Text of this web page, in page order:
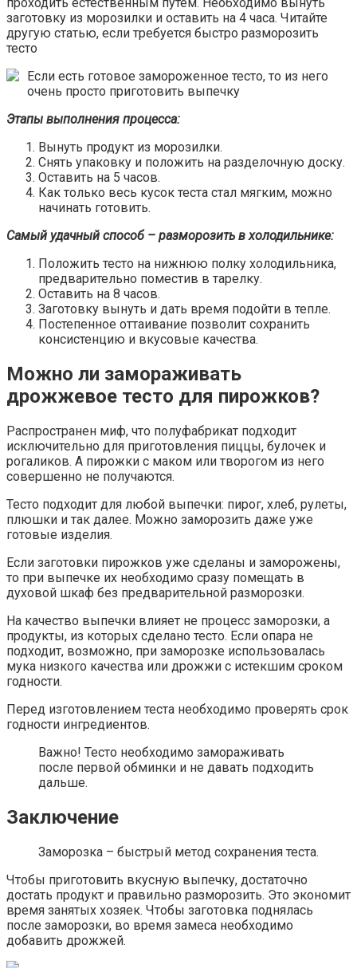
заготовку из морозилки и оставить на 4 часа. Читайте
другую статью, если требуется быстро разморозить
тесто
Если есть готовое замороженное тесто, то из него
очень просто приготовить выпечку
Этапы выполнения процесса:
Вынуть продукт из морозилки.
Снять упаковку и положить на разделочную доску.
Оставить на 5 часов.
Как только весь кусок теста стал мягким, можно
начинать готовить.
Самый удачный способ – разморозить в холодильнике:
Положить тесто на нижнюю полку холодильника,
предварительно поместив в тарелку.
Оставить на 8 часов.
Заготовку вынуть и дать время подойти в тепле.
Постепенное оттаивание позволит сохранить
консистенцию и вкусовые качества.
Можно ли замораживать
дрожжевое тесто для пирожков?
Распространен миф, что полуфабрикат подходит
исключительно для приготовления пиццы, булочек и
рогаликов. А пирожки с маком или творогом из него
совершенно не получаются.
Тесто подходит для любой выпечки: пирог, хлеб, рулеты,
плюшки и так далее. Можно заморозить даже уже
готовые изделия.
Если заготовки пирожков уже сделаны и заморожены,
то при выпечке их необходимо сразу помещать в
духовой шкаф без предварительной разморозки.
На качество выпечки влияет не процесс заморозки, а
продукты, из которых сделано тесто. Если опара не
подходит, возможно, при заморозке использовалась
мука низкого качества или дрожжи с истекшим сроком
годности.
Перед изготовлением теста необходимо проверять срок
годности ингредиентов.
Важно! Тесто необходимо замораживать
после первой обминки и не давать подходить
дальше.
Заключение
Заморозка – быстрый метод сохранения теста.
Чтобы приготовить вкусную выпечку, достаточно
достать продукт и правильно разморозить. Это экономит
время занятых хозяек. Чтобы заготовка поднялась
после заморозки, во время замеса необходимо
добавить дрожжей.